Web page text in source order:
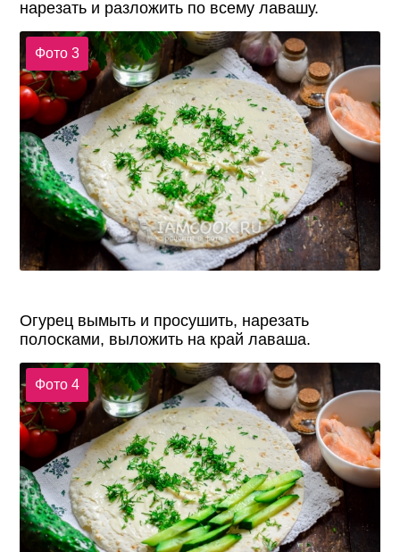
нарезать и разложить по всему лавашу.
Фото 3
Огурец вымыть и просушить, нарезать
полосками, выложить на край лаваша.
Фото 4